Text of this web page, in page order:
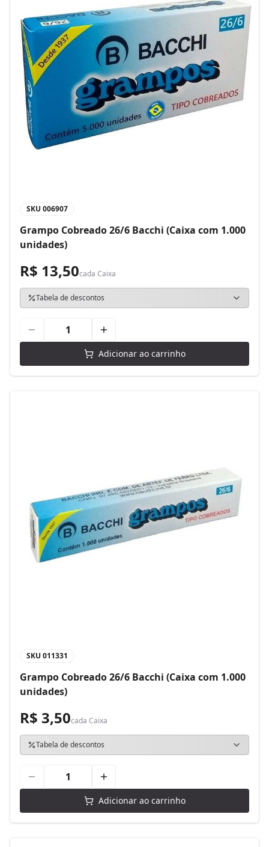
SKU 006907
Grampo Cobreado 26/6 Bacchi (Caixa com 1.000
unidades)
R$ 13,50cada Caixa
Tabela de descontos
Adicionar ao carrinho
SKU 011331
Grampo Cobreado 26/6 Bacchi (Caixa com 1.000
unidades)
R$ 3,50cada Caixa
Tabela de descontos
Adicionar ao carrinho